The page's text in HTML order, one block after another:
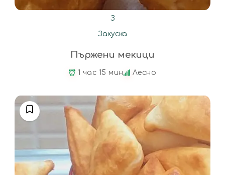
З
Закуска
Пържени мекици
1 час 15 мин Лесно